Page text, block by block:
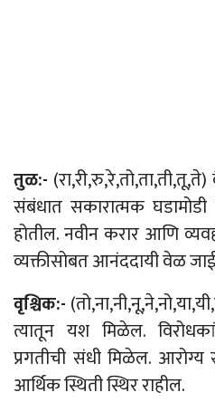
तुळ:-
संबंधात सकारात्मक
होतील. नवीन करार आणि
व्यक्तीसोबत आनंददायी वेळ
वृश्चिक:-
त्यातून यश मिळेल.
प्रगतीची संधी मिळेल. आरोग्य
आर्थिक स्थिती स्थिर राहील.